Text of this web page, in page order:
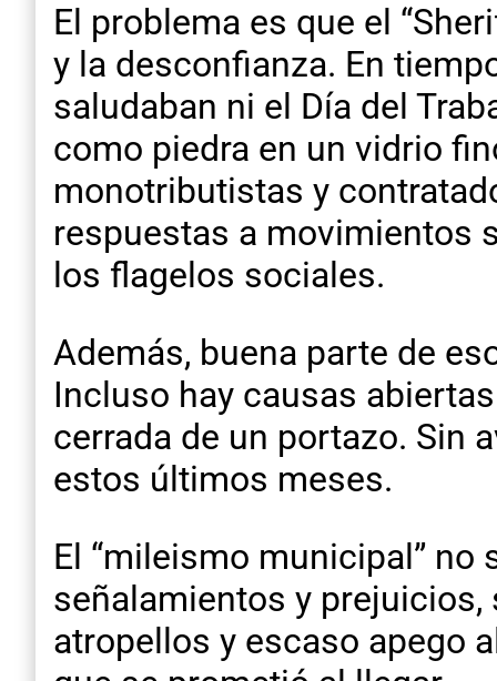
El problema es que el
y la desconfianza. En
saludaban ni el Día del
como piedra en un vidrio
monotributistas y
respuestas a movimientos
los flagelos sociales.
Además, buena parte de
Incluso hay causas
cerrada de un portazo. Sin
estos últimos meses.
El “mileismo municipal”
señalamientos y
atropellos y escaso apego